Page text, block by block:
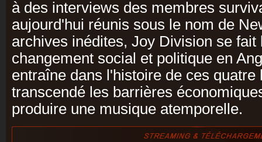
à des interviews des membres
aujourd'hui réunis sous le nom de
archives inédites, Joy Division se fait
changement social et politique en
entraîne dans l'histoire de ces quatre
transcendé les barrières
produire une musique atemporelle.